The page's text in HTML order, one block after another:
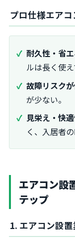
プロ仕様エア
耐久性・省
ルは長く使
故障リスク
が少ない。
見栄え・快
く、入居者
エアコン設
テップ
1. エアコン設